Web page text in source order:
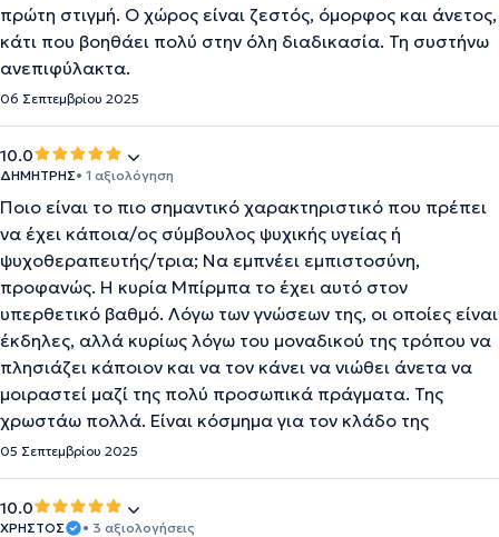
πρώτη στιγμή. Ο χώρος είναι ζεστός, όμορφος και άνετος,
κάτι που βοηθάει πολύ στην όλη διαδικασία. Τη συστήνω
ανεπιφύλακτα.
06 Σεπτεμβρίου 2025
10.0
ΔΗΜΗΤΡΗΣ• 1 αξιολόγηση
Ποιο είναι το πιο σημαντικό χαρακτηριστικό που πρέπει
να έχει κάποια/ος σύμβουλος ψυχικής υγείας ή
ψυχοθεραπευτής/τρια; Να εμπνέει εμπιστοσύνη,
προφανώς. Η κυρία Μπίρμπα το έχει αυτό στον
υπερθετικό βαθμό. Λόγω των γνώσεων της, οι οποίες είναι
έκδηλες, αλλά κυρίως λόγω του μοναδικού της τρόπου να
πλησιάζει κάποιον και να τον κάνει να νιώθει άνετα να
μοιραστεί μαζί της πολύ προσωπικά πράγματα. Της
χρωστάω πολλά. Είναι κόσμημα για τον κλάδο της
05 Σεπτεμβρίου 2025
10.0
ΧΡΗΣΤΟΣ • 3 αξιολογήσεις